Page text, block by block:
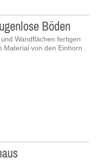
Böden
Wandflächen fertigen
Material von den Einhorn